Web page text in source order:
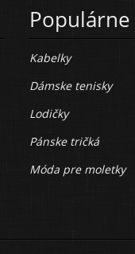
Kabelky
Dámske tenisky
Lodičky
Pánske tričká
Móda pre moletky